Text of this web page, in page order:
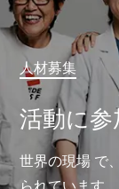
人材募集
活動に
世界の現場 で